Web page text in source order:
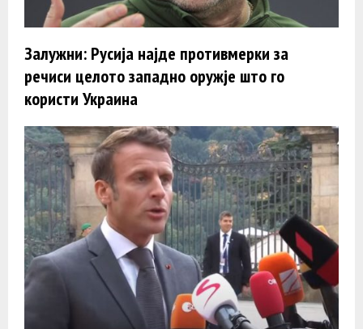
Залужни: Русија најде противмерки за
речиси целото западно оружје што го
користи Украина